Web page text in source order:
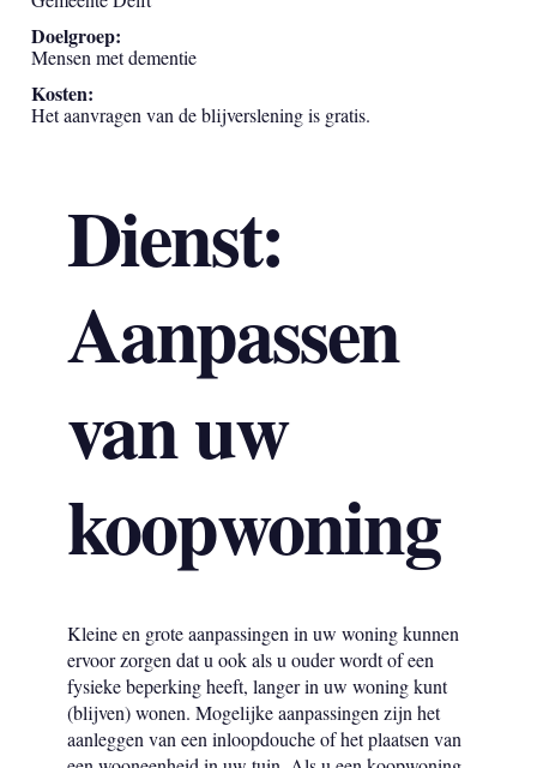
Doelgroep:
Mensen met dementie
Kosten:
Het aanvragen van de blijverslening is gratis.
Dienst:
Aanpassen
van uw
koopwoning
Kleine en grote aanpassingen in uw woning kunnen
ervoor zorgen dat u ook als u ouder wordt of een
fysieke beperking heeft, langer in uw woning kunt
(blijven) wonen. Mogelijke aanpassingen zijn het
aanleggen van een inloopdouche of het plaatsen van